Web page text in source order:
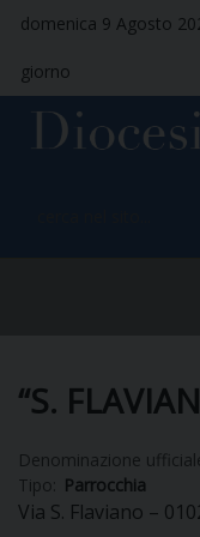
domenica 9 Agosto
giorno
VESCOVO
“S.
Denominazione
Tipo:
Parrocchia
Via S. Flaviano –